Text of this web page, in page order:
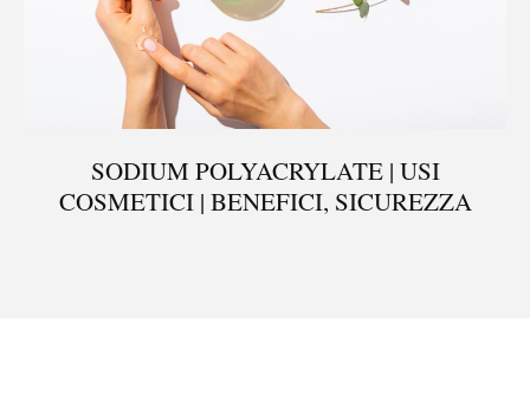
SODIUM POLYACRYLATE | USI
COSMETICI | BENEFICI, SICUREZZA